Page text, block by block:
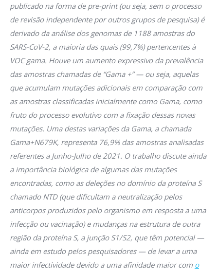
publicado na forma de pre-print (ou seja, sem o processo
de revisão independente por outros grupos de pesquisa) é
derivado da análise dos genomas de 1188 amostras do
SARS-CoV-2, a maioria das quais (99,7%) pertencentes à
VOC gama. Houve um aumento expressivo da prevalência
das amostras chamadas de “Gama +” — ou seja, aquelas
que acumulam mutações adicionais em comparação com
as amostras classificadas inicialmente como Gama, como
fruto do processo evolutivo com a fixação dessas novas
mutações. Uma destas variações da Gama, a chamada
Gama+N679K, representa 76,9% das amostras analisadas
referentes a Junho-Julho de 2021. O trabalho discute ainda
a importância biológica de algumas das mutações
encontradas, como as deleções no domínio da proteína S
chamado NTD (que dificultam a neutralização pelos
anticorpos produzidos pelo organismo em resposta a uma
infecção ou vacinação) e mudanças na estrutura de outra
região da proteína S, a junção S1/S2, que têm potencial —
ainda em estudo pelos pesquisadores — de levar a uma
maior infectividade devido a uma afinidade maior com o